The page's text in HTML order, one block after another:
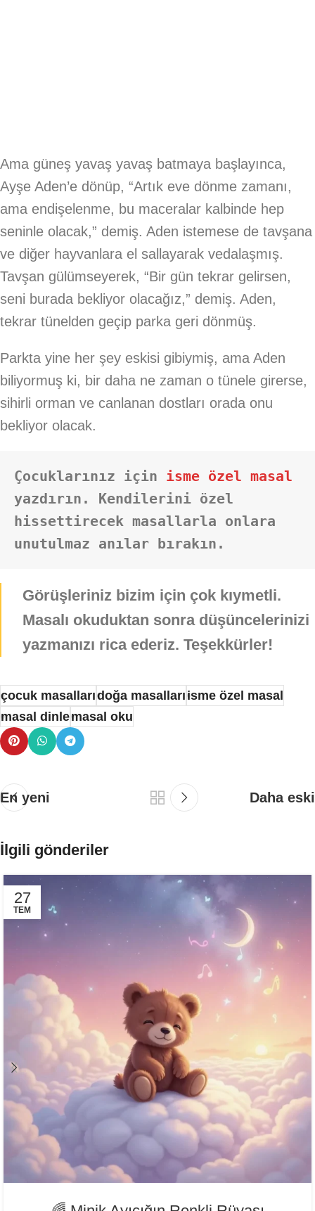
Ama güneş yavaş yavaş batmaya başlayınca,
Ayşe Aden’e dönüp, “Artık eve dönme zamanı,
ama endişelenme, bu maceralar kalbinde hep
seninle olacak,” demiş. Aden istemese de tavşana
ve diğer hayvanlara el sallayarak vedalaşmış.
Tavşan gülümseyerek, “Bir gün tekrar gelirsen,
seni burada bekliyor olacağız,” demiş. Aden,
tekrar tünelden geçip parka geri dönmüş.
Parkta yine her şey eskisi gibiymiş, ama Aden
biliyormuş ki, bir daha ne zaman o tünele girerse,
sihirli orman ve canlanan dostları orada onu
bekliyor olacak.
Çocuklarınız için isme özel masal
yazdırın. Kendilerini özel
hissettirecek masallarla onlara
unutulmaz anılar bırakın.
Görüşleriniz bizim için çok kıymetli.
Masalı okuduktan sonra düşüncelerinizi
yazmanızı rica ederiz. Teşekkürler!
çocuk masallarıdoğa masallarıisme özel masal
masal dinlemasal oku
En yeni Daha eski
İlgili gönderiler
27
TEM